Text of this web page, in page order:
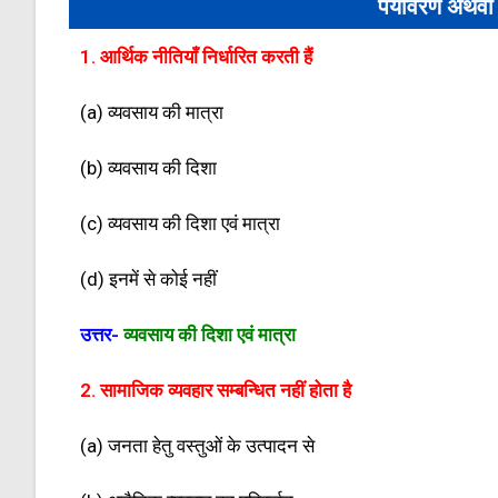
पर्यावरण
1. आर्थिक नीतियाँ निर्धारित करती हैं
(a) व्यवसाय की मात्रा
(b) व्यवसाय की दिशा
(c) व्यवसाय की दिशा एवं मात्रा
(d) इनमें से कोई नहीं
उत्तर-व्यवसाय की दिशा एवं मात्रा
2. सामाजिक व्यवहार सम्बन्धित नहीं होता है
(a) जनता हेतु वस्तुओं के उत्पादन से